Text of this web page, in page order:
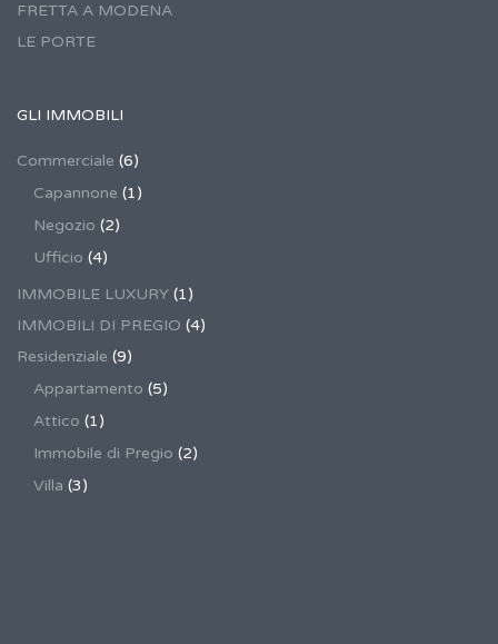
FRETTA A MODENA
LE PORTE
GLI IMMOBILI
Commerciale (6)
Capannone (1)
Negozio (2)
Ufficio (4)
IMMOBILE LUXURY (1)
IMMOBILI DI PREGIO (4)
Residenziale (9)
Appartamento (5)
Attico (1)
Immobile di Pregio (2)
Villa (3)